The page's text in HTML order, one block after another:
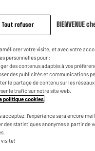
Tout refuser BIENVENUE
votre visite, et avec votre
personnelles pour :
des contenus adaptés à vos
des publicités et communications
le partage de contenu sur les
le trafic sur notre site web.
politique cookies
acceptez, l'expérience sera encore
des statistiques anonymes à partir de
visite!